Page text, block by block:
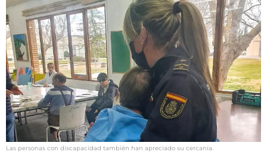
Las personas con discapacidad también han apreciado su cercanía.